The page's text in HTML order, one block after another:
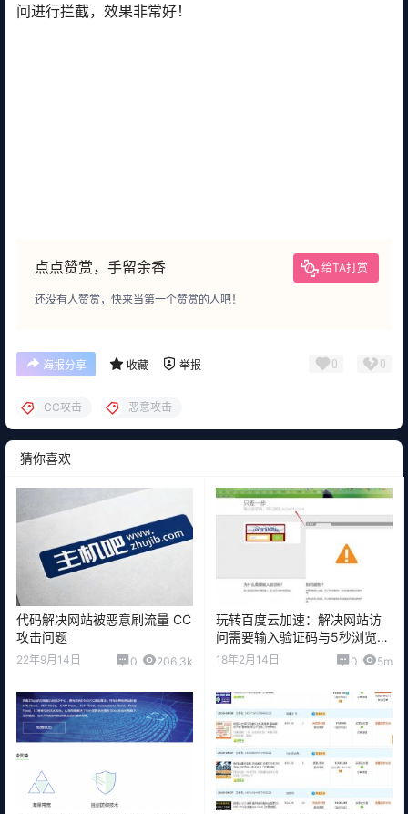
问进行拦截，效果非常好！
点点赞赏，手留余香 给TA打赏
还没有人赞赏，快来当第一个赞赏的人吧！
海报分享 收藏 举报 0 0
CC攻击 恶意攻击
猜你喜欢
代码解决网站被恶意刷流量 CC
攻击问题
22年9月14日 0 206.3k
玩转百度云加速：解决网站访
问需要输入验证码与5秒浏览器
检查问题
18年2月14日 0 5m